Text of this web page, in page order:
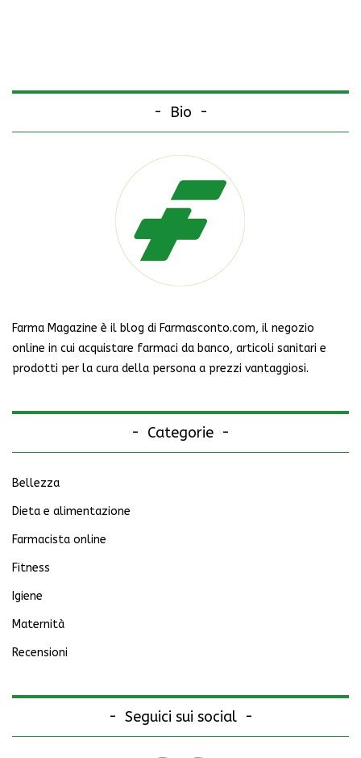
Bio
Farma Magazine è il blog di Farmasconto.com, il negozio
online in cui acquistare farmaci da banco, articoli sanitari e
prodotti per la cura della persona a prezzi vantaggiosi.
Categorie
Bellezza
Dieta e alimentazione
Farmacista online
Fitness
Igiene
Maternità
Recensioni
Seguici sui social